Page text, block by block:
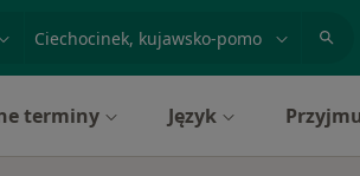
terminy Język